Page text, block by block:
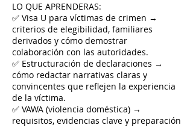
LO QUE APRENDERAS:
✅ Visa U para víctimas de crimen →
criterios de elegibilidad, familiares
derivados y cómo demostrar
colaboración con las autoridades.
✅ Estructuración de declaraciones →
cómo redactar narrativas claras y
convincentes que reflejen la experiencia
de la víctima.
✅ VAWA (violencia doméstica) →
requisitos, evidencias clave y preparación